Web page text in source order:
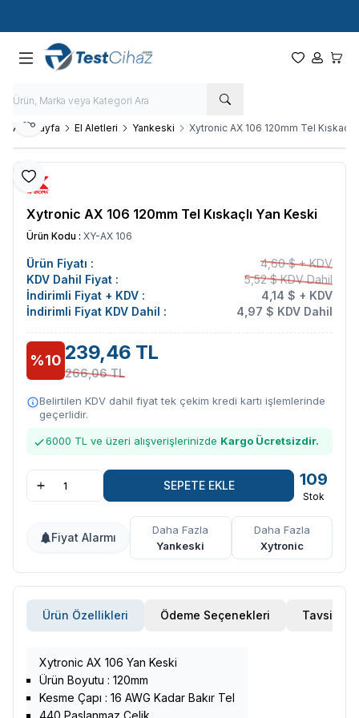
Ana Sayfa El Aletleri Yankeski Xytronic AX 106 120mm Tel Kıskaçlı
Favoriye Ekle
Paylaş
Xytronic AX 106 120mm Tel Kıskaçlı Yan Keski
Ürün Kodu : XY-AX 106
Ürün Fiyatı :
4,60 $ + KDV
KDV Dahil Fiyat :
5,52 $ KDV Dahil
İndirimli Fiyat + KDV :
4,14 $ + KDV
İndirimli Fiyat KDV Dahil :
4,97 $ KDV Dahil
%10 239,46 TL
266,06 TL
Belirtilen KDV dahil fiyat tek çekim kredi kartı işlemlerinde
geçerlidir.
6000 TL ve üzeri alışverişlerinizde Kargo Ücretsizdir.
SEPETE EKLE 109
Stok
Fiyat Alarmı
Daha Fazla
Yankeski
Daha Fazla
Xytronic
Ürün Özellikleri Ödeme Seçenekleri Tavsiye Et
Xytronic AX 106 Yan Keski
Ürün Boyutu : 120mm
Kesme Çapı : 16 AWG Kadar Bakır Tel
440 Paslanmaz Çelik